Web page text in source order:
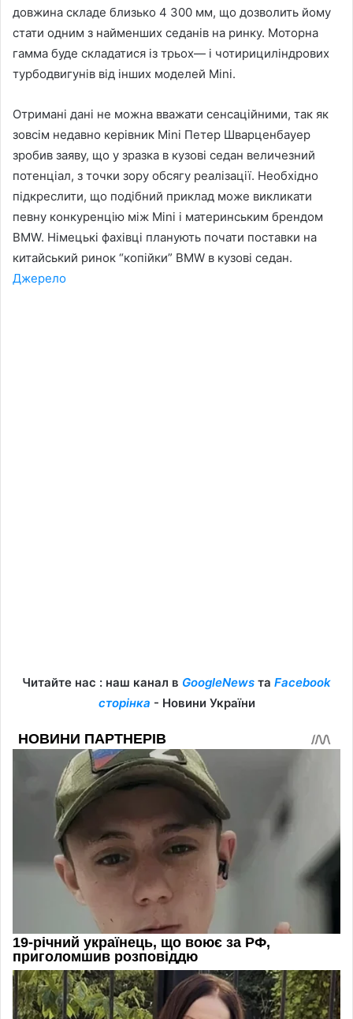
довжина складе близько 4 300 мм, що дозволить йому
стати одним з найменших седанів на ринку. Моторна
гамма буде складатися із трьох— і чотирициліндрових
турбодвигунів від інших моделей Mini.
Отримані дані не можна вважати сенсаційними, так як
зовсім недавно керівник Mini Петер Шварценбауер
зробив заяву, що у зразка в кузові седан величезний
потенціал, з точки зору обсягу реалізації. Необхідно
підкреслити, що подібний приклад може викликати
певну конкуренцію між Mini і материнським брендом
BMW. Німецькі фахівці планують почати поставки на
китайський ринок “копійки” BMW в кузові седан.
Джерело
Читайте нас : наш канал в GoogleNews та Facebook
сторінка - Новини України